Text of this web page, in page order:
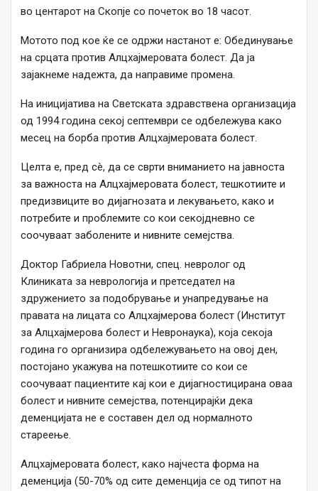
во центарот на Скопје со почеток во 18 часот.
Мотото под кое ќе се одржи настанот е: Обединување
на срцата против Алцхајмеровата болест. Да ја
зајакнеме надежта, да направиме промена.
На иницијатива на Светската здравствена организација
од 1994 година секој септември се одбележува како
месец на борба против Алцхајмеровата болест.
Целта е, пред сè, да се сврти вниманието на јавноста
за важноста на Алцхајмеровата болест, тешкотиите и
предизвиците во дијагнозата и лекувањето, како и
потребите и проблемите со кои секојдневно се
соочуваат заболените и нивните семејства.
Доктор Габриела Новотни, спец. невролог од
Клиниката за неврологија и претседател на
здружението за подобрување и унапредување на
правата на лицата со Алцхајмерова болест (Институт
за Алцхајмерова болест и Невронаука), која секоја
година го организира одбележувањето на овој ден,
постојано укажува на потешкотиите со кои се
соочуваат пациентите кај кои е дијагностицирана оваа
болест и нивните семејства, потенцирајќи дека
деменцијата не е составен дел од нормалното
стареење.
Алцхајмеровата болест, како најчеста форма на
деменција (50-70% од сите деменција се од типот на